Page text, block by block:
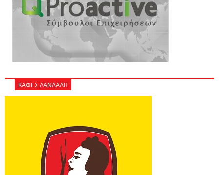
ΚΑΦΕΣ ΔΑΝΔΑΛΗ